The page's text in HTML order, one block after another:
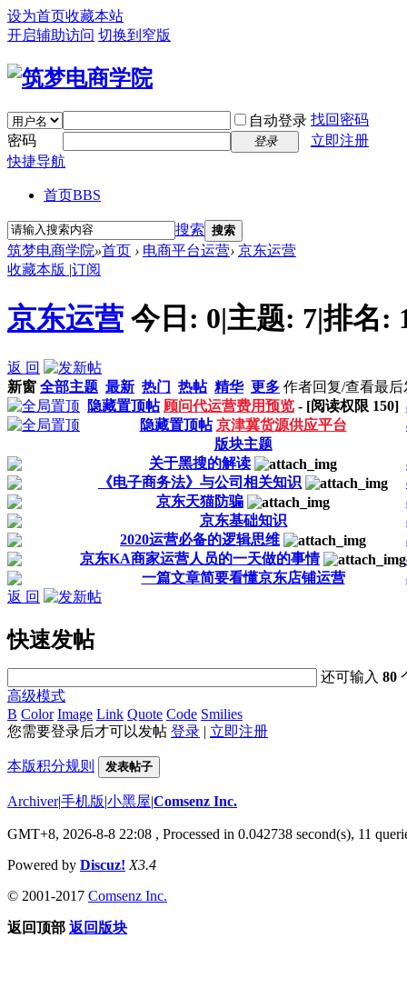
设为首页收藏本站
开启辅助访问 切换到窄版
自动登录 找回密码
密码
登录
立即注册
快捷导航
首页BBS
搜索 搜索
筑梦电商学院»首页 › 电商平台运营› 京东运营
收藏本版 |订阅
京东运营 今日: 0|主题: 7|排名:
返 回
新窗 全部主题 最新 热门 热帖 精华 更多 作者回复/查看最后
隐藏置顶帖 顾问代运营费用预览 - [阅读权限 150]
隐藏置顶帖 京津冀货源供应平台
版块主题
关于黑搜的解读
《电子商务法》与公司相关知识
京东天猫防骗
京东基础知识
2020运营必备的逻辑思维
京东KA商家运营人员的一天做的事情
一篇文章简要看懂京东店铺运营
返 回
快速发帖
还可输入80
高级模式
B Color Image Link Quote Code Smilies
您需要登录后才可以发帖 登录 | 立即注册
本版积分规则 发表帖子
Archiver|手机版|小黑屋|Comsenz Inc.
GMT+8, 2026-8-8 22:08 , Processed in 0.042738 second(s), 11
Powered by Discuz! X3.4
© 2001-2017 Comsenz Inc.
返回顶部 返回版块